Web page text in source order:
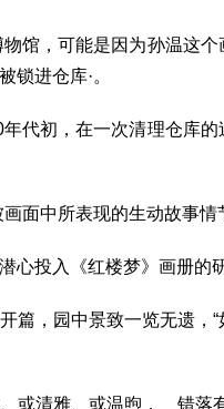
，可能是因为孙温这个
锁进仓库·。
初，在一次清理仓库的
中所表现的生动故事情
投入《红楼梦》画册的研
，园中景致一览无遗，“
清雅、或温煦， 错落有